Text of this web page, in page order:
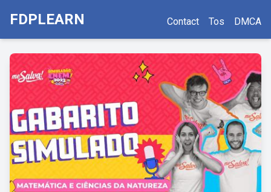
FDPLEARN Contact Tos DMCA